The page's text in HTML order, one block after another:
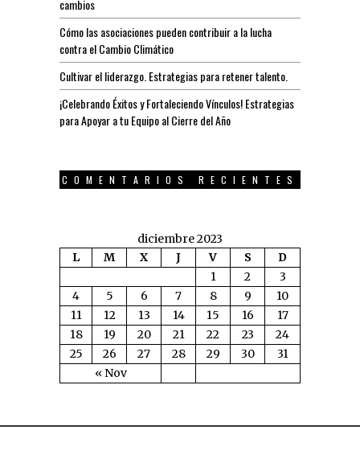
cambios
Cómo las asociaciones pueden contribuir a la lucha
contra el Cambio Climático
Cultivar el liderazgo. Estrategias para retener talento.
¡Celebrando Éxitos y Fortaleciendo Vínculos! Estrategias
para Apoyar a tu Equipo al Cierre del Año
COMENTARIOS RECIENTES
diciembre 2023
L
M X J V S D
« Nov
1 2
3
4
5 6 7 8 9
10
11
12 13 14 15 16
17
18
19 20 21 22 23
24
25
26 27 28 29 30 31